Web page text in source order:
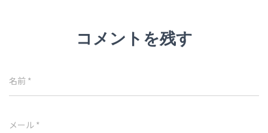
コメントを残す
名前 *
メール *